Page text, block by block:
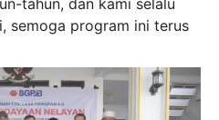
tahun, dan kami selalu
semoga program ini terus